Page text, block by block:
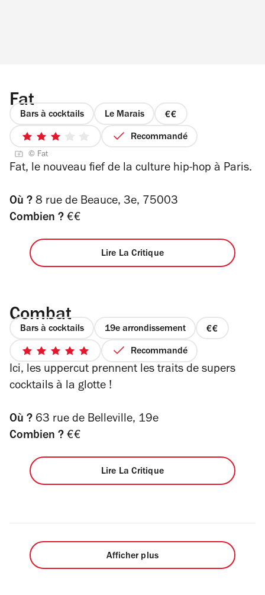
Fat
Bars à cocktails Le Marais
prix
2
4
3
5
Recommandé
© Fat
Fat, le nouveau fief de la culture hip-hop à Paris.
Où ? 8 rue de Beauce, 3e, 75003
Combien ? €€
Lire La Critique
Combat
Bars à cocktails 19e arrondissement
prix
4
5
sur
5
Recommandé
Ici, les uppercut prennent les traits de supers
cocktails à la glotte !
Où ? 63 rue de Belleville, 19e
Combien ? €€
Lire La Critique
Afficher plus